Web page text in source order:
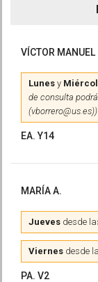
VÍCTOR MANUEL
Lunes y
de consulta
(vborrero@us.es))
EA. Y14
MARÍA A.
Jueves desde
Viernes desde
PA. V2